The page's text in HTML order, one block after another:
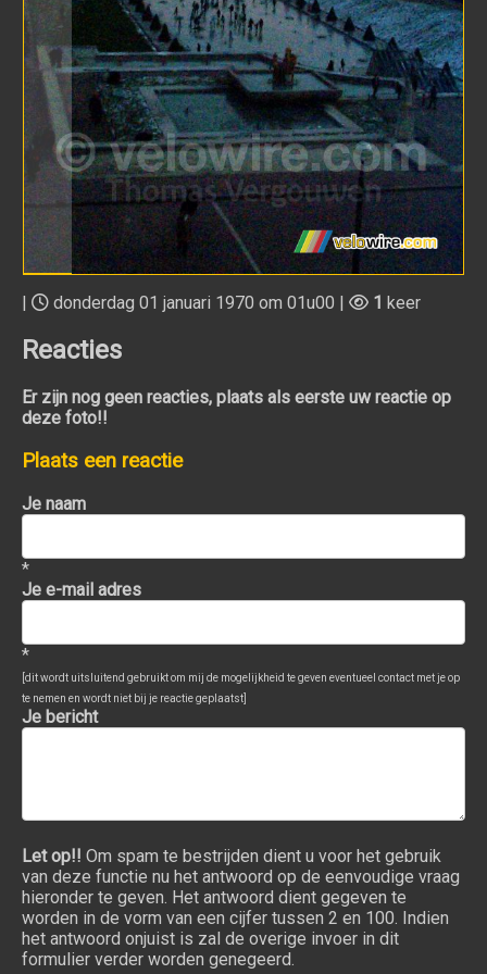
donderdag 01 januari 1970 om 01u00 | 1 keer
Reacties
Er zijn nog geen reacties, plaats als eerste uw reactie op
deze foto!!
Plaats een reactie
Je naam
*
Je e-mail adres
*
[dit wordt uitsluitend gebruikt om mij de mogelijkheid te geven eventueel contact met je op
te nemen en wordt niet bij je reactie geplaatst]
Je bericht
Let op!! Om spam te bestrijden dient u voor het gebruik
van deze functie nu het antwoord op de eenvoudige vraag
hieronder te geven. Het antwoord dient gegeven te
worden in de vorm van een cijfer tussen 2 en 100. Indien
het antwoord onjuist is zal de overige invoer in dit
formulier verder worden genegeerd.